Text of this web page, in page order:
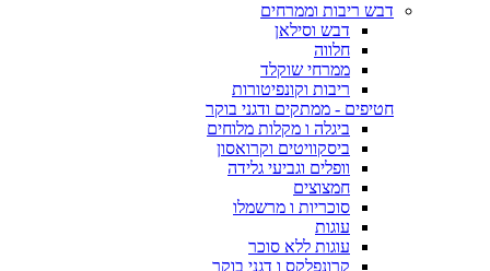
דבש ריבות וממרחים
דבש וסילאן
חלווה
ממרחי שוקלד
ריבות וקונפיטורות
חטיפים - ממתקים ודגני בוקר
ביגלה ו מקלות מלוחים
ביסקוויטים וקרואסון
וופלים וגביעי גלידה
חמצוצים
סוכריות ו מרשמלו
עוגות
עוגות ללא סוכר
קרונפלקס ו דגני בוקר